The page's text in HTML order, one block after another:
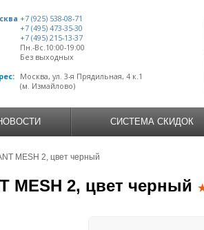
+7 (925) 538-08-71
+7 (495) 473-35-30
+7 (495) 215-13-37
Пн.-Вс.10:00-19:00
Без выходных
Москва, ул. 3-я Прядильная, 4 к.1
(м. Измайлово)
СИСТЕМА СКИДОК
MESH 2, цвет черный
MESH 2, цвет черный